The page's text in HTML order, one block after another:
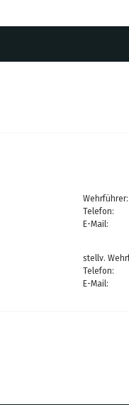
Wehrführer:
Telefon:
E-Mail:
stellv.
Telefon:
E-Mail: